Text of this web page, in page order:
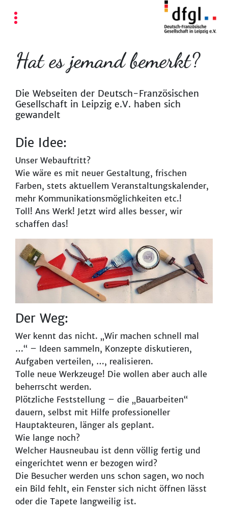
Hat es jemand bemerkt?
Die Webseiten der Deutsch-Französischen
Gesellschaft in Leipzig e.V. haben sich
gewandelt
Die Idee:
Unser Webauftritt?
Wie wäre es mit neuer Gestaltung, frischen
Farben, stets aktuellem Veranstaltungskalender,
mehr Kommunikationsmöglichkeiten etc.!
Toll! Ans Werk! Jetzt wird alles besser, wir
schaffen das!
Der Weg:
Wer kennt das nicht. „Wir machen schnell mal
…“ – Ideen sammeln, Konzepte diskutieren,
Aufgaben verteilen, …, realisieren.
Tolle neue Werkzeuge! Die wollen aber auch alle
beherrscht werden.
Plötzliche Feststellung – die „Bauarbeiten“
dauern, selbst mit Hilfe professioneller
Hauptakteuren, länger als geplant.
Wie lange noch?
Welcher Hausneubau ist denn völlig fertig und
eingerichtet wenn er bezogen wird?
Die Besucher werden uns schon sagen, wo noch
ein Bild fehlt, ein Fenster sich nicht öffnen lässt
oder die Tapete langweilig ist.